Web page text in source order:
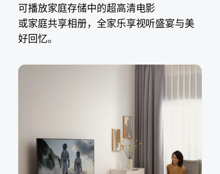
可播放家庭存储中的超高清电影
或家庭共享相册， 全家乐享视听盛宴与美
好回忆。